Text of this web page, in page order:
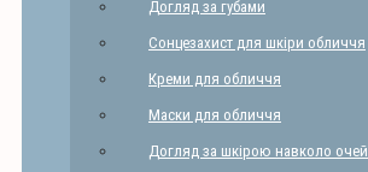
Догляд за губами
Сонцезахист для шкіри обличчя
Креми для обличчя
Маски для обличчя
Догляд за шкірою навколо очей